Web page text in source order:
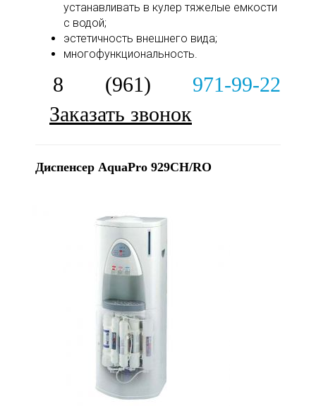
устанавливать в кулер тяжелые емкости
с водой;
эстетичность внешнего вида;
многофункциональность.
8 (961) 971-99-22
Заказать звонок
Диспенсер AquaPro 929CH/RO